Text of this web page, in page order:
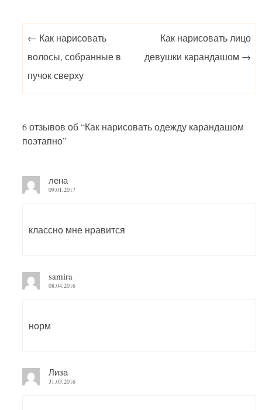
Post navigation
← Как нарисовать
волосы, собранные в
пучок сверху
Как нарисовать лицо
девушки карандашом →
6 отзывов об “Как нарисовать одежду карандашом
поэтапно”
лена
09.01.2017
классно мне нравится
samira
08.04.2016
норм
Лиза
31.03.2016